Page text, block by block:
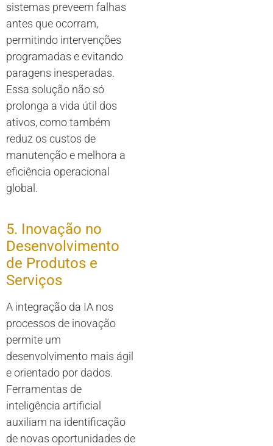
sistemas preveem falhas
antes que ocorram,
permitindo intervenções
programadas e evitando
paragens inesperadas.
Essa solução não só
prolonga a vida útil dos
ativos, como também
reduz os custos de
manutenção e melhora a
eficiência operacional
global.
5. Inovação no
Desenvolvimento
de Produtos e
Serviços
A integração da IA nos
processos de inovação
permite um
desenvolvimento mais ágil
e orientado por dados.
Ferramentas de
inteligência artificial
auxiliam na identificação
de novas oportunidades de